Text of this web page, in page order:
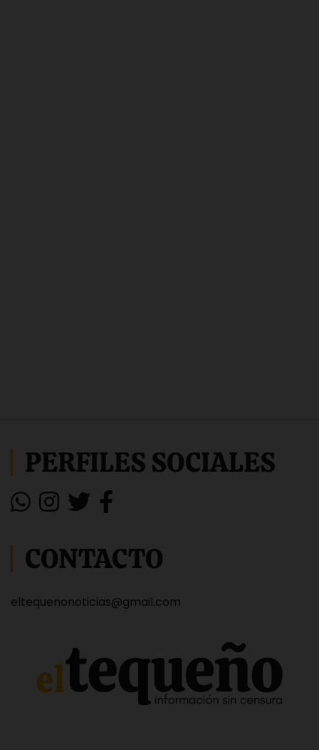
PERFILES SOCIALES
CONTACTO
eltequenonoticias@gmail.com